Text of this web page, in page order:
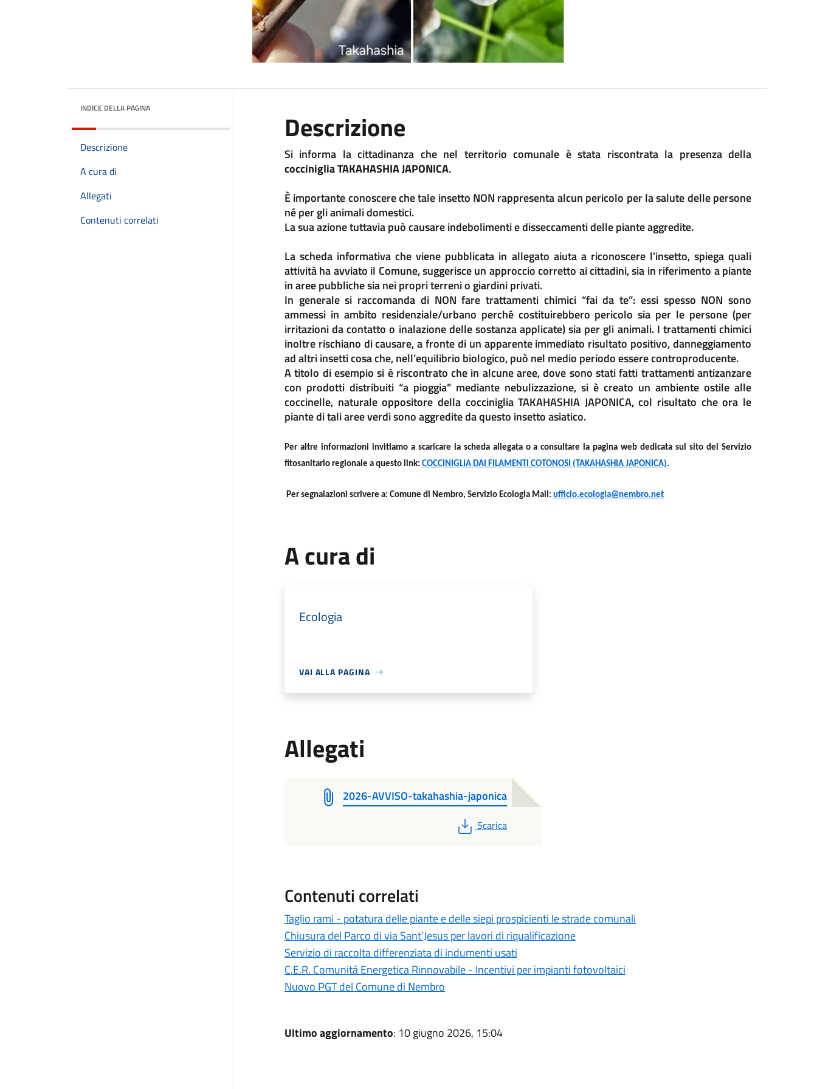
INDICE DELLA PAGINA
Descrizione
A cura di
Allegati
Contenuti correlati
Descrizione
Si informa la cittadinanza che nel territorio comunale è stata riscontrata la presenza della
cocciniglia TAKAHASHIA JAPONICA.
È importante conoscere che tale insetto NON rappresenta alcun pericolo per la salute delle persone
né per gli animali domestici.
La sua azione tuttavia può causare indebolimenti e disseccamenti delle piante aggredite.
La scheda informativa che viene pubblicata in allegato aiuta a riconoscere l’insetto, spiega quali
attività ha avviato il Comune, suggerisce un approccio corretto ai cittadini, sia in riferimento a piante
in aree pubbliche sia nei propri terreni o giardini privati.
In generale si raccomanda di NON fare trattamenti chimici “fai da te”: essi spesso NON sono
ammessi in ambito residenziale/urbano perché costituirebbero pericolo sia per le persone (per
irritazioni da contatto o inalazione delle sostanza applicate) sia per gli animali. I trattamenti chimici
inoltre rischiano di causare, a fronte di un apparente immediato risultato positivo, danneggiamento
ad altri insetti cosa che, nell’equilibrio biologico, può nel medio periodo essere controproducente.
A titolo di esempio si è riscontrato che in alcune aree, dove sono stati fatti trattamenti antizanzare
con prodotti distribuiti “a pioggia” mediante nebulizzazione, si è creato un ambiente ostile alle
coccinelle, naturale oppositore della cocciniglia TAKAHASHIA JAPONICA, col risultato che ora le
piante di tali aree verdi sono aggredite da questo insetto asiatico.
Per altre informazioni invitiamo a scaricare la scheda allegata o a consultare la pagina web dedicata sul sito del Servizio
fitosanitario regionale a questo link: COCCINIGLIA DAI FILAMENTI COTONOSI (TAKAHASHIA JAPONICA).
Per segnalazioni scrivere a: Comune di Nembro, Servizio Ecologia Mail: ufficio.ecologia@nembro.net
A cura di
Ecologia
VAI ALLA PAGINA
Allegati
2026-AVVISO-takahashia-japonica
PDF
Scarica
Contenuti correlati
Taglio rami - potatura delle piante e delle siepi prospicienti le strade comunali
Chiusura del Parco di via Sant’Jesus per lavori di riqualificazione
Servizio di raccolta differenziata di indumenti usati
C.E.R. Comunità Energetica Rinnovabile - Incentivi per impianti fotovoltaici
Nuovo PGT del Comune di Nembro
Ultimo aggiornamento: 10 giugno 2026, 15:04